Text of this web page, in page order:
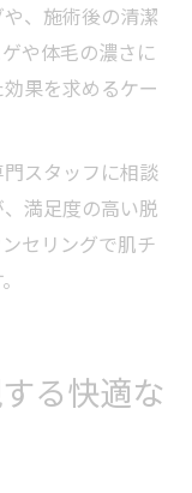
、施術後の清潔
や体毛の濃さに
果を求めるケー
スタッフに相談
満足度の高い脱
セリングで肌チ
る快適な